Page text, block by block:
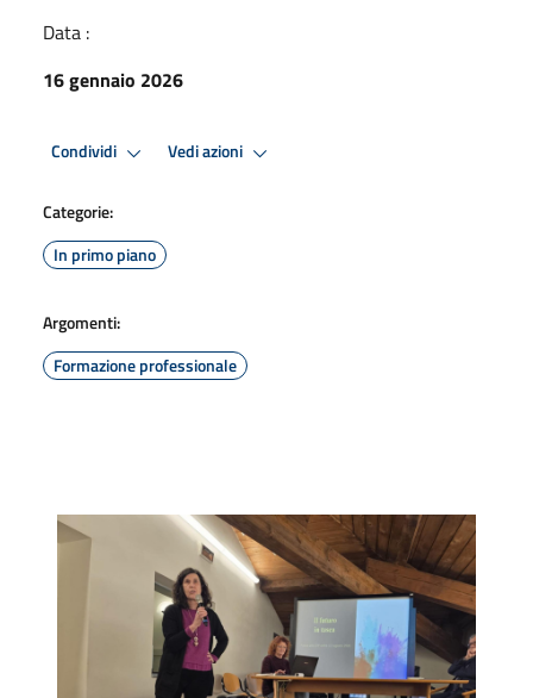
Data :
16 gennaio 2026
Condividi Vedi azioni
Categorie:
In primo piano
Argomenti:
Formazione professionale